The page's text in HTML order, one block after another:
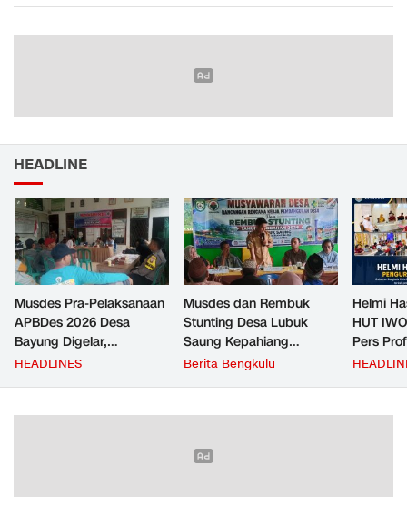
HEADLINE
Musdes Pra-Pelaksanaan
APBDes 2026 Desa
Bayung Digelar,
Pemerintah Desa
HEADLINES
Musdes dan Rembuk
Stunting Desa Lubuk
Saung Kepahiang
Tetapkan Prioritas RKP
Penurunan Stunting
Berita Bengkulu
Helmi
HUT
Pers